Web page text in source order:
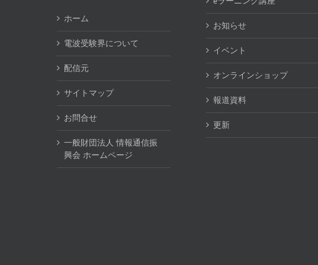
ホーム
電波受験界について
配信元
サイトマップ
お問合せ
一般財団法人 情報通信振
興会 ホームページ
お知らせ
イベント
オンラインショップ
報道資料
更新